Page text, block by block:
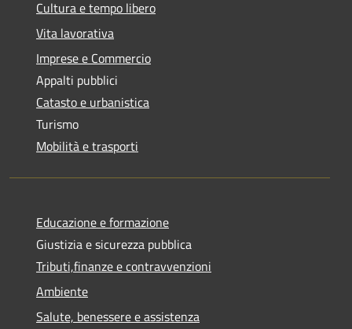
Cultura e tempo libero
Vita lavorativa
Imprese e Commercio
Appalti pubblici
Catasto e urbanistica
Turismo
Mobilità e trasporti
Educazione e formazione
Giustizia e sicurezza pubblica
Tributi,finanze e contravvenzioni
Ambiente
Salute, benessere e assistenza